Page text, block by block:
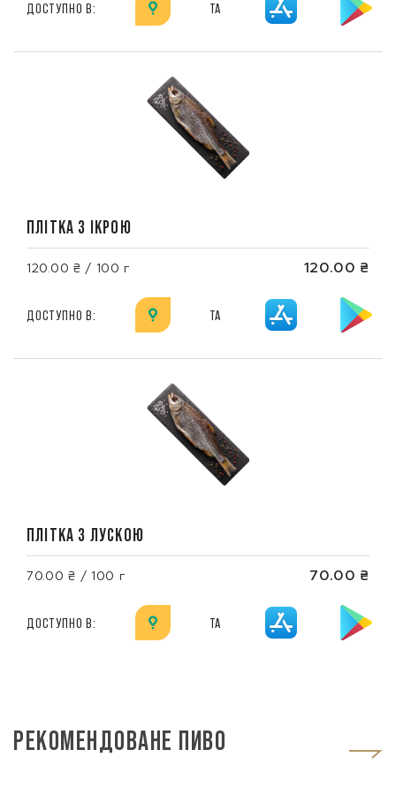
ДОСТУПНО В: ТА
ПЛІТКА З ІКРОЮ
120.00 ₴ / 100 г 120.00 ₴
ДОСТУПНО В: ТА
ПЛІТКА З ЛУСКОЮ
70.00 ₴ / 100 г 70.00 ₴
ДОСТУПНО В: ТА
РЕКОМЕНДОВАНЕ ПИВО